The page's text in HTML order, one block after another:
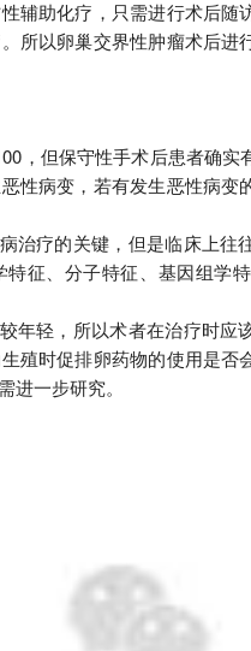
辅助化疗，只需进行术后随
所以卵巢交界性肿瘤术后进
，但保守性手术后患者确
性病变，若有发生恶性病变
治疗的关键，但是临床上往
征、分子特征、基因组学
年轻，所以术者在治疗时应
殖时促排卵药物的使用是否
进一步研究。